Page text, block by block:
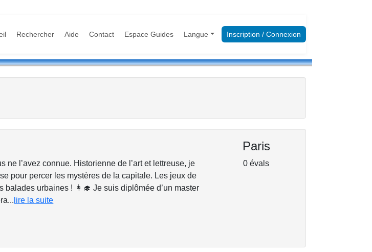
Rechercher Aide Contact Espace Guides Langue Inscription / Connexion
ne l’avez connue. Historienne de l’art et lettreuse, je
pour percer les mystères de la capitale. Les jeux de
balades urbaines ! 👩‍🎓 Je suis diplômée d’un master
lire la suite
Paris
0 évals